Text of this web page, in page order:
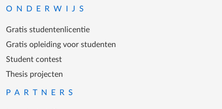
ONDERWIJS
Gratis studentenlicentie
Gratis opleiding voor studenten
Student contest
Thesis projecten
PARTNERS